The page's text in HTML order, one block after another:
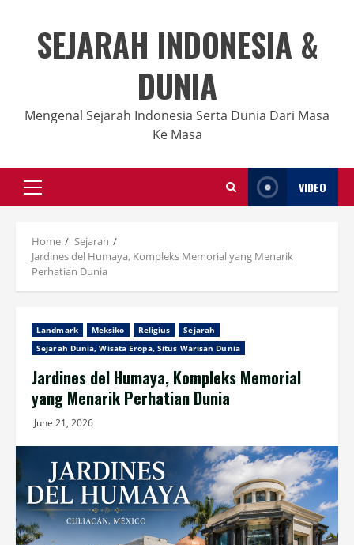
contentSEJARAH INDONESIA &
DUNIA
Mengenal Sejarah Indonesia Serta Dunia Dari Masa
Ke Masa
Primary
Menu
VIDEO
Home
Sejarah
Jardines del Humaya, Kompleks Memorial yang Menarik
Perhatian Dunia
Landmark Meksiko Religius
Sejarah
Sejarah Dunia, Wisata Eropa, Situs Warisan Dunia
Jardines del Humaya, Kompleks Memorial
yang Menarik Perhatian Dunia
June 21, 2026